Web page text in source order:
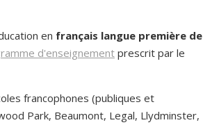
en français langue première de
d'enseignement prescrit par le
francophones (publiques et
Park, Beaumont, Legal, Llydminster,